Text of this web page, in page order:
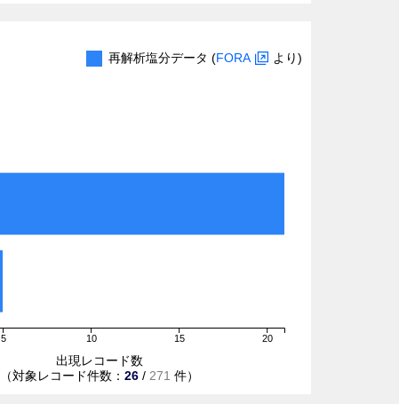
再解析塩分データ (FORA より)
5 10 15 20
出現レコード数
（対象レコード件数： 26 / 271 件）